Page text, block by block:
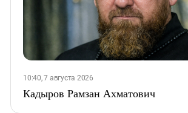
10:40, 7 августа 2026
Кадыров Рамзан Ахматович